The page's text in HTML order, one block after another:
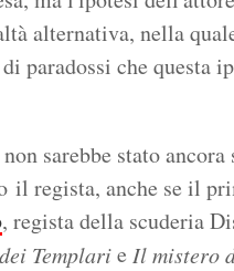
alternativa, nella
paradossi che questa
sarebbe stato
il regista, anche se il
, regista della scuderia
Templarie Il mistero